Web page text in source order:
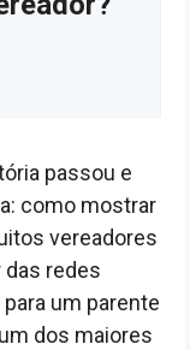
passou e
como mostrar
vereadores
redes
um parente
dos maiores